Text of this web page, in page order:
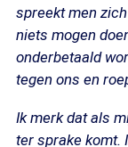
spreekt men
niets mogen
onderbetaald
tegen ons en
Ik merk dat als
ter sprake komt.